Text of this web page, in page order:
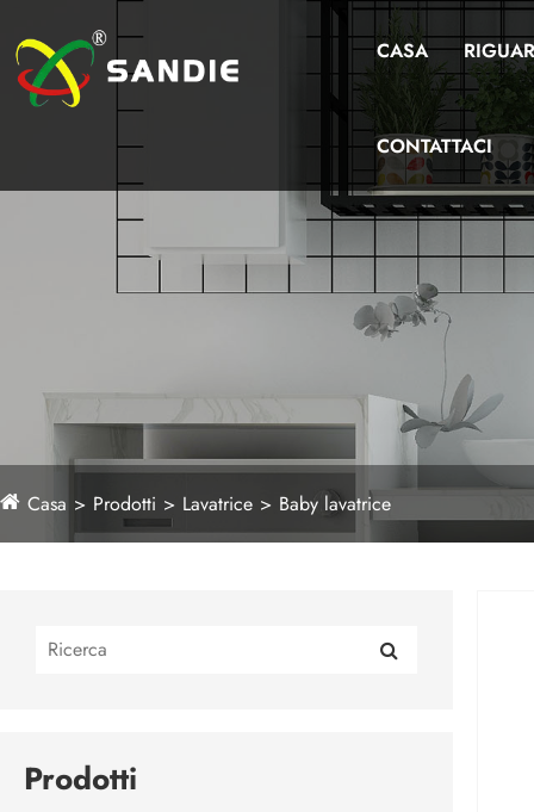
CASA
CONTATTACI
Casa Prodotti Lavatrice Baby lavatrice
Prodotti